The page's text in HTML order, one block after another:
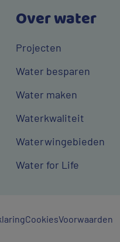
Over water
Projecten
Water besparen
Water maken
Waterkwaliteit
Waterwingebieden
Water for Life
CookiesVoorwaarden